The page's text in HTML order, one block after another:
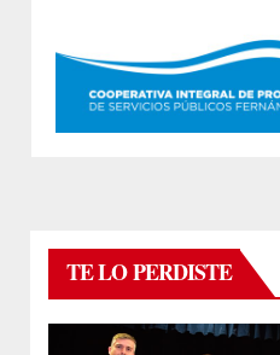
TE LO PERDISTE